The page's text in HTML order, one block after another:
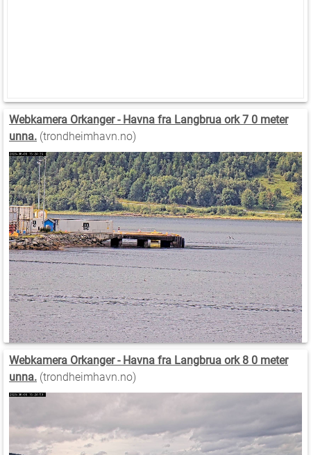
Webkamera Orkanger - Havna fra Langbrua ork 7 0 meter
unna. (trondheimhavn.no)
Webkamera Orkanger - Havna fra Langbrua ork 8 0 meter
unna. (trondheimhavn.no)